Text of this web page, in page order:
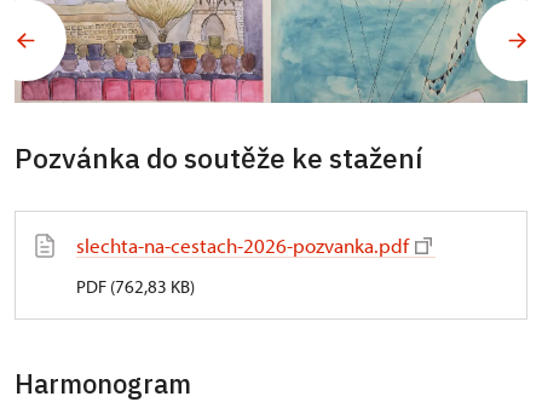
Pozvánka do soutěže ke stažení
slechta-na-cestach-2026-pozvanka.pdf
PDF (762,83 KB)
Harmonogram